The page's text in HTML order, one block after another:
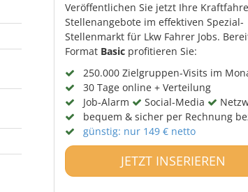
Veröffentlichen Sie jetzt Ihre
Stellenangebote im effektiven Spezial-
Stellenmarkt für Lkw Fahrer Jobs.
Format Basicprofitieren Sie:
250.000 Zielgruppen-Visits im
30 Tage online + Verteilung
Job-Alarm
Social-Media
bequem & sicher per Rechnung
günstig: nur 149 € netto
JETZT INSERIEREN